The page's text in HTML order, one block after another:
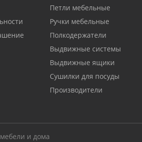
Петли мебельные
Ручки мебельные
Полкодержатели
Выдвижные системы
Выдвижные ящики
Сушилки для посуды
Производители
и дома